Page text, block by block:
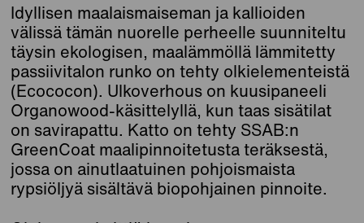
Idyllisen maalaismaiseman ja kallioiden
välissä tämän nuorelle perheelle suunniteltu
täysin ekologisen, maalämmöllä lämmitetty
passiivitalon runko on tehty olkielementeistä
(Ecococon). Ulkoverhous on kuusipaneeli
Organowood-käsittelyllä, kun taas sisätilat
on savirapattu. Katto on tehty SSAB:n
GreenCoat maalipinnoitetusta teräksestä,
jossa on ainutlaatuinen pohjoismaista
rypsiöljyä sisältävä biopohjainen pinnoite.